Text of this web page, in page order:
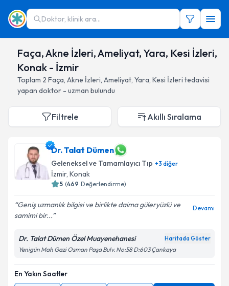
Doktor, klinik ara...
Faça, Akne İzleri, Ameliyat, Yara, Kesi İzleri,
Konak - İzmir
Toplam 2 Faça, Akne İzleri, Ameliyat, Yara, Kesi İzleri tedavisi
yapan doktor - uzman bulundu
Filtrele Akıllı Sıralama
Dr. Talat Dümen
Geleneksel ve Tamamlayıcı Tıp +3 diğer
İzmir, Konak
5 (469 Değerlendirme)
Geniş uzmanlık bilgisi ve birlikte daima güleryüzlü ve
samimi bir...
Devamı
Dr. Talat Dümen Özel Muayenehanesi Haritada Göster
Yenigün Mah Gazi Osman Paşa Bulv. No:58 D:603 Çankaya
En Yakın Saatler